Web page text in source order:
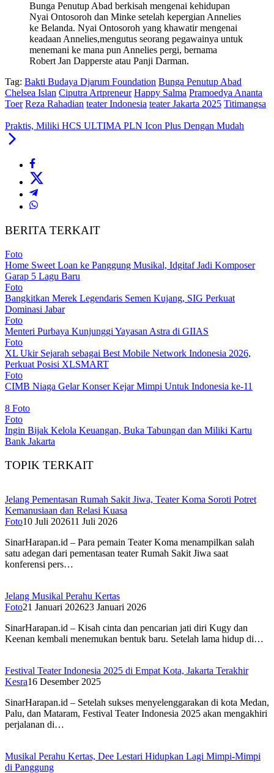
Bunga Penutup Abad berkisah mengenai kehidupan
Nyai Ontosoroh dan Minke setelah kepergian Annelies
ke Belanda. Nyai Ontosoroh yang khawatir mengenai
keadaan Annelies,mengutus seorang pegawainya untuk
menemani ke mana pun Annelies pergi, bernama
Robert Jan Dapperste atau Panji Darman.
Tag: Bakti Budaya Djarum Foundation Bunga Penutup Abad
Chelsea Islan Ciputra Artpreneur Happy Salma Pramoedya Ananta
Toer Reza Rahadian teater Indonesia teater Jakarta 2025 Titimangsa
Praktis, Miliki HCS ULTIMA PLN Icon Plus Dengan Mudah
BERITA TERKAIT
Foto
Home Sweet Loan ke Panggung Musikal, Idgitaf Jadi Komposer
Garap 5 Lagu Baru
Foto
Bangkitkan Merek Legendaris Semen Kujang, SIG Perkuat
Dominasi Jabar
Foto
Menteri Purbaya Kunjunggi Yayasan Astra di GIIAS
Foto
XL Ukir Sejarah sebagai Best Mobile Network Indonesia 2026,
Perkuat Posisi XLSMART
Foto
CIMB Niaga Gelar Konser Kejar Mimpi Untuk Indonesia ke-11
8 Foto
Foto
Ingin Bijak Kelola Keuangan, Buka Tabungan dan Miliki Kartu
Bank Jakarta
TOPIK TERKAIT
Jelang Pementasan Rumah Sakit Jiwa, Teater Koma Soroti Potret
Kemanusiaan dan Relasi Kuasa
Foto10 Juli 202611 Juli 2026
SinarHarapan.id – Para pemain Teater Koma menampilkan salah
satu adegan dari pementasan teater Rumah Sakit Jiwa saat
konferensi pers…
Jelang Musikal Perahu Kertas
Foto21 Januari 202623 Januari 2026
SinarHarapan.id – Kisah cinta dan pencarian jati diri Kugy dan
Keenan kembali menemukan bentuk baru. Setelah lama hidup di…
Festival Teater Indonesia 2025 di Empat Kota, Jakarta Terakhir
Kesra16 Desember 2025
SinarHarapan.id – Setelah sukses menyelenggarakan di kota Medan,
Palu, dan Mataram, Festival Teater Indonesia 2025 akan mengakhiri
perjalanan di…
Musikal Perahu Kertas, Dee Lestari Hidupkan Lagi Mimpi-Mimpi
di Panggung